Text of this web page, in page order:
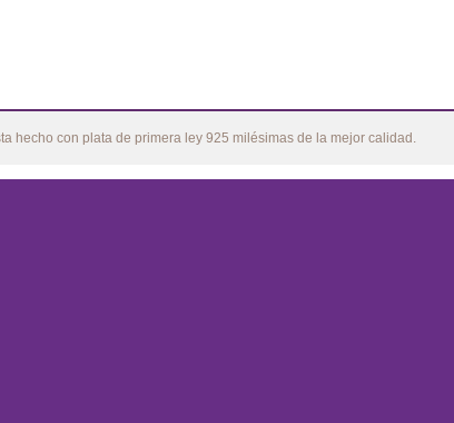
hecho con plata de primera ley 925 milésimas de la mejor calidad.